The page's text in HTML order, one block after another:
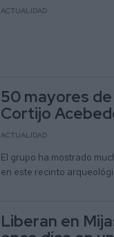
ACTUALIDAD
50 mayores
Cortijo
ACTUALIDAD
El grupo ha mostrado
en este recinto
Liberan en